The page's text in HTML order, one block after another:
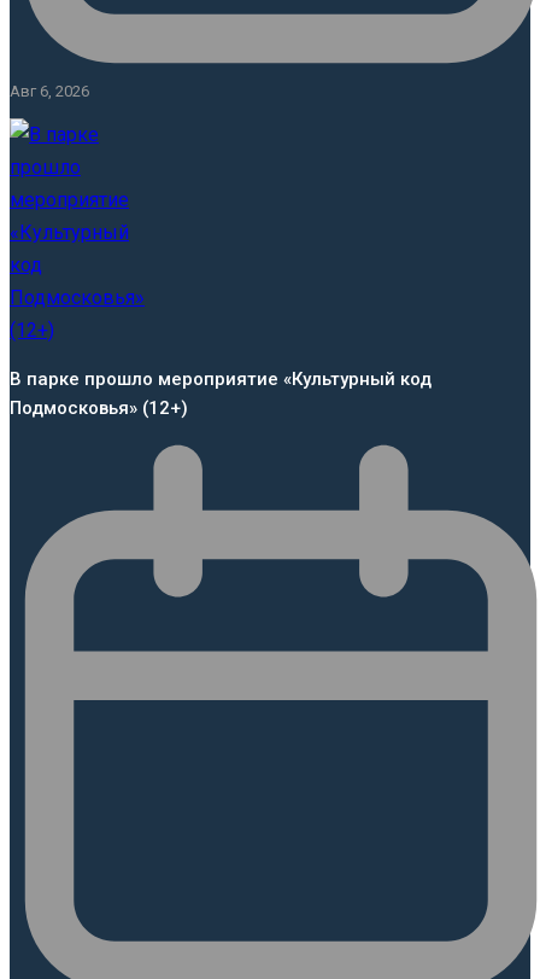
Авг 6, 2026
В парке прошло мероприятие «Культурный код
Подмосковья» (12+)